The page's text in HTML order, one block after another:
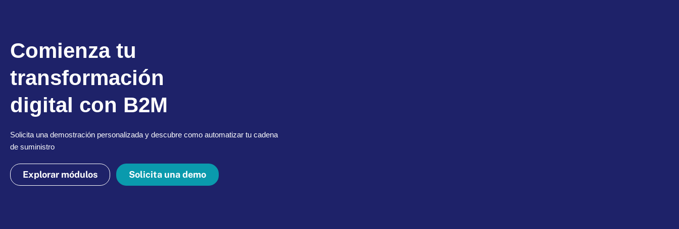
Comienza tu
transformación
digital con B2M
Solicita una demostración personalizada y descubre como automatizar tu cadena
de suministro
Explorar módulos Solicita una demo